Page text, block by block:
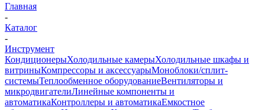
Главная
-
Каталог
-
Инструмент
КондиционерыХолодильные камерыХолодильные шкафы и
витриныКомпрессоры и аксессуарыМоноблоки/сплит-
системыТеплообменное оборудованиеВентиляторы и
микродвигателиЛинейные компоненты и
автоматикаКонтроллеры и автоматикаЕмкостное